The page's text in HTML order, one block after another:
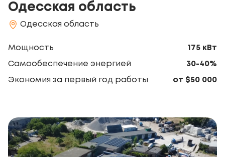
Одесская область
Одесская область
Мощность 175 кВт
Самообеспечение энергией 30-40%
Экономия за первый год работы от $50 000